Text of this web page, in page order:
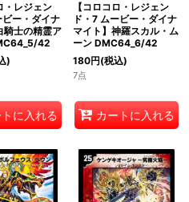
・レジェン
ビー・ダイナ
騎士の精霊ア
42
)
に入れる
【コロコロ・レジェン
ド・7 ムービー・ダイナ
マイト】神羅スカル・ム
ーン DMC64_6/42
180円(税込)
7点
カートに入れる